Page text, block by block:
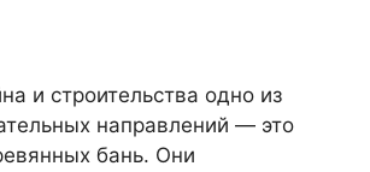
и строительства одно из
направлений — это
бань. Они